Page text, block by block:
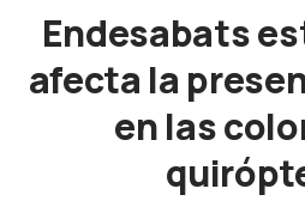
Endesabats
afecta la
en las